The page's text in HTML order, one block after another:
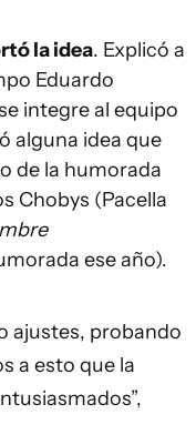
la idea. Explicó a
Eduardo
integre al equipo
alguna idea que
de la humorada
Chobys (Pacella
ese año).
ajustes, probando
a esto que la